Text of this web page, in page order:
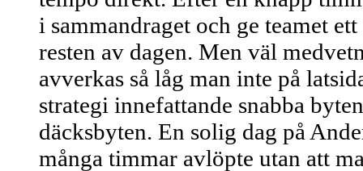
i sammandraget och ge teamet
resten av dagen. Men väl
avverkas så låg man inte på
strategi innefattande snabba
däcksbyten. En solig dag på
många timmar avlöpte utan att